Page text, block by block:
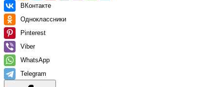
ВКонтакте
Одноклассники
Pinterest
Viber
WhatsApp
Telegram